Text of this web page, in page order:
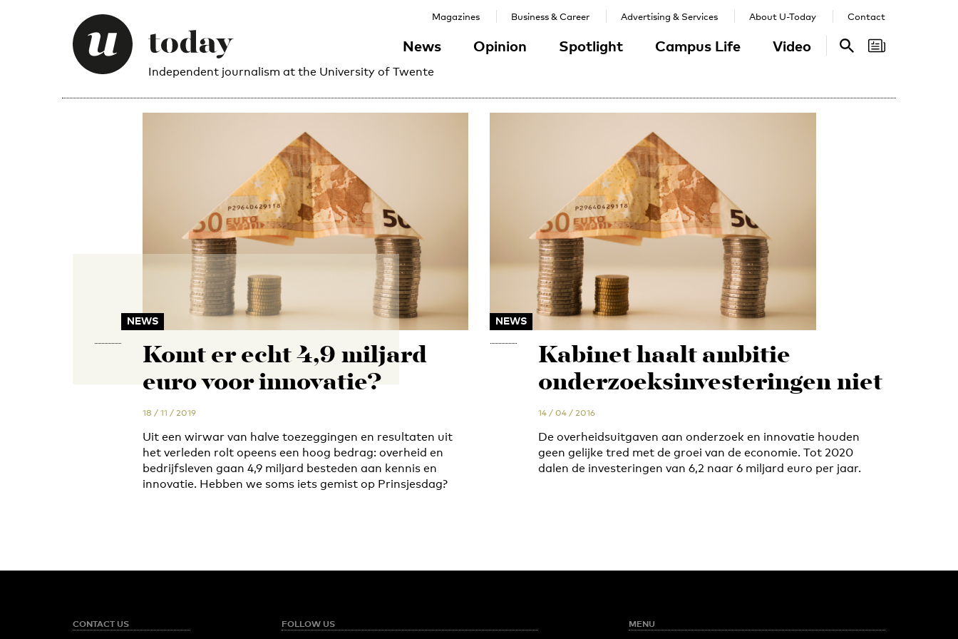
Independent journalism at the University of Twente
News Opinion Spotlight Campus Life Video
Magazines Business & Career Advertising & Services About U-Today Contact
Search
NEWS
Komt er echt 4,9 miljard
euro voor innovatie?
18 / 11 / 2019
Uit een wirwar van halve toezeggingen en resultaten uit
het verleden rolt opeens een hoog bedrag: overheid en
bedrijfsleven gaan 4,9 miljard besteden aan kennis en
innovatie. Hebben we soms iets gemist op Prinsjesdag?
NEWS
Kabinet haalt ambitie
onderzoeksinvesteringen niet
14 / 04 / 2016
De overheidsuitgaven aan onderzoek en innovatie houden
geen gelijke tred met de groei van de economie. Tot 2020
dalen de investeringen van 6,2 naar 6 miljard euro per jaar.
CONTACT US FOLLOW US MENU